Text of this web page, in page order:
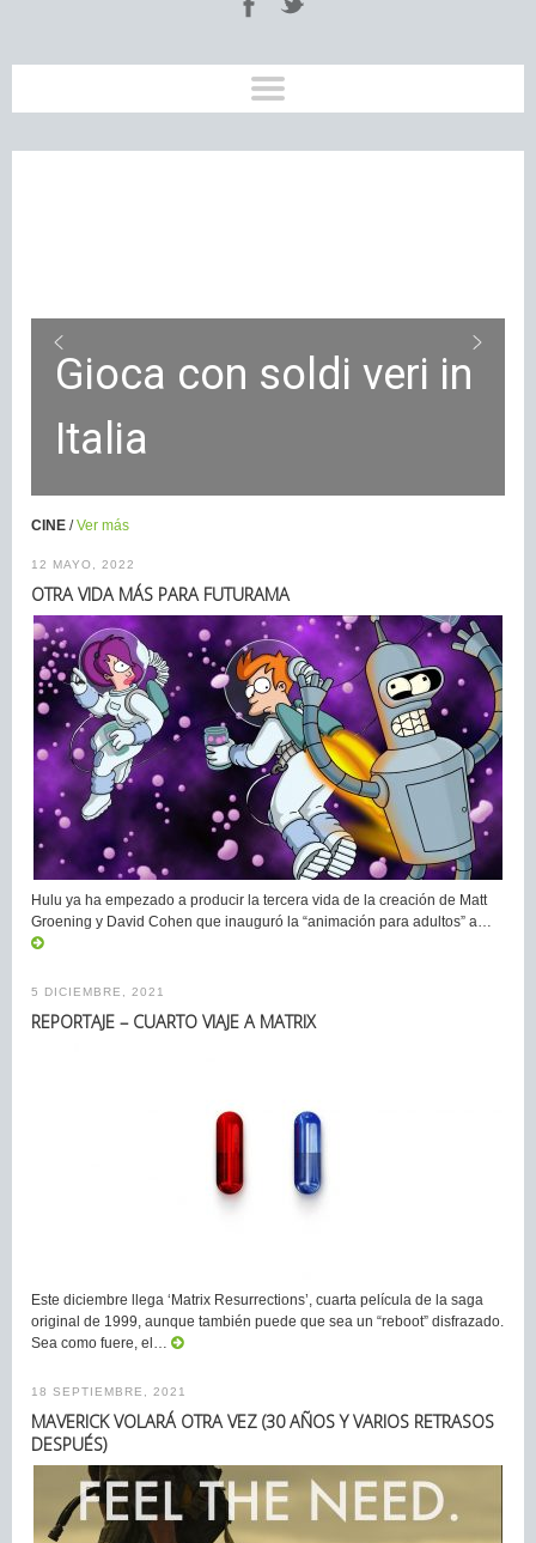
Gioca con soldi veri in
Italia
CINE /Ver más
12 MAYO, 2022
OTRA VIDA MÁS PARA FUTURAMA
Hulu ya ha empezado a producir la tercera vida de la creación de Matt
Groening y David Cohen que inauguró la “animación para adultos” a…
5 DICIEMBRE, 2021
REPORTAJE – CUARTO VIAJE A MATRIX
Este diciembre llega ‘Matrix Resurrections’, cuarta película de la saga
original de 1999, aunque también puede que sea un “reboot” disfrazado.
Sea como fuere, el…
18 SEPTIEMBRE, 2021
MAVERICK VOLARÁ OTRA VEZ (30 AÑOS Y VARIOS RETRASOS
DESPUÉS)